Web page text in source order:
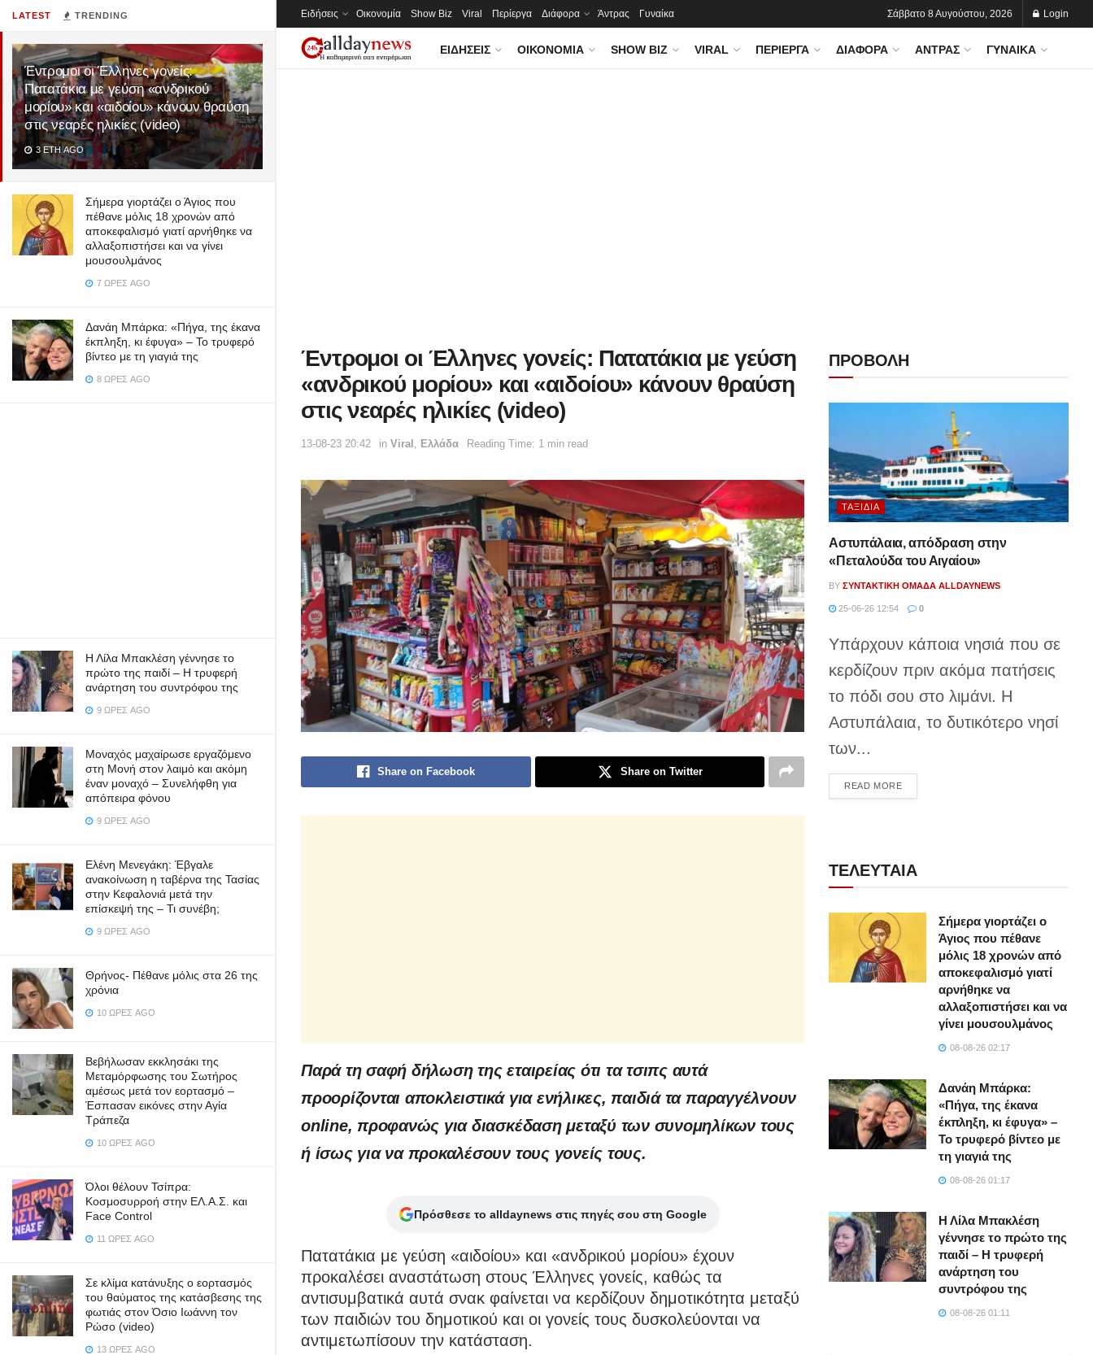
LATEST TRENDING
Έντρομοι οι Έλληνες γονείς:
Πατατάκια με γεύση «ανδρικού
μορίου» και «αιδοίου» κάνουν θραύση
στις νεαρές ηλικίες (video)
3 ΈΤΗ AGO
Σήμερα γιορτάζει ο Άγιος που
πέθανε μόλις 18 χρονών από
αποκεφαλισμό γιατί αρνήθηκε να
αλλαξοπιστήσει και να γίνει
μουσουλμάνος
7 ΏΡΕΣ AGO
Δανάη Μπάρκα: «Πήγα, της έκανα
έκπληξη, κι έφυγα» – Το τρυφερό
βίντεο με τη γιαγιά της
8 ΏΡΕΣ AGO
Η Λίλα Μπακλέση γέννησε το
πρώτο της παιδί – Η τρυφερή
ανάρτηση του συντρόφου της
9 ΏΡΕΣ AGO
Μοναχός μαχαίρωσε εργαζόμενο
στη Μονή στον λαιμό και ακόμη
έναν μοναχό – Συνελήφθη για
απόπειρα φόνου
9 ΏΡΕΣ AGO
Ελένη Μενεγάκη: Έβγαλε
ανακοίνωση η ταβέρνα της Τασίας
στην Κεφαλονιά μετά την
επίσκεψή της – Τι συνέβη;
9 ΏΡΕΣ AGO
Θρήνος- Πέθανε μόλις στα 26 της
χρόνια
10 ΏΡΕΣ AGO
Βεβήλωσαν εκκλησάκι της
Μεταμόρφωσης του Σωτήρος
αμέσως μετά τον εορτασμό –
Έσπασαν εικόνες στην Αγία
Τράπεζα
10 ΏΡΕΣ AGO
Όλοι θέλουν Τσίπρα:
Κοσμοσυρροή στην ΕΛ.Α.Σ. και
Face Control
11 ΏΡΕΣ AGO
Σε κλίμα κατάνυξης ο εορτασμός
του θαύματος της κατάσβεσης της
φωτιάς στον Όσιο Ιωάννη τον
Ρώσο (video)
13 ΏΡΕΣ AGO
Ειδήσεις Οικονομία Show Biz Viral Περίεργα Διάφορα Άντρας Γυναίκα Σάββατο 8 Αυγούστου, 2026 Login
ΕΙΔΉΣΕΙΣ ΟΙΚΟΝΟΜΊΑ SHOW BIZ VIRAL ΠΕΡΊΕΡΓΑ ΔΙΆΦΟΡΑ ΆΝΤΡΑΣ ΓΥΝΑΊΚΑ
Έντρομοι οι Έλληνες γονείς: Πατατάκια με γεύση
«ανδρικού μορίου» και «αιδοίου» κάνουν θραύση
στις νεαρές ηλικίες (video)
13-08-23 20:42 in Viral , Ελλάδα Reading Time: 1 min read
Share on Facebook Share on Twitter
Παρά τη σαφή δήλωση της εταιρείας ότι τα τσιπς αυτά
προορίζονται αποκλειστικά για ενήλικες, παιδιά τα παραγγέλνουν
online, προφανώς για διασκέδαση μεταξύ των συνομηλίκων τους
ή ίσως για να προκαλέσουν τους γονείς τους.
Πρόσθεσε το alldaynews στις πηγές σου στη Google
Πατατάκια με γεύση «αιδοίου» και «ανδρικού μορίου» έχουν
προκαλέσει αναστάτωση στους Έλληνες γονείς, καθώς τα
αντισυμβατικά αυτά σνακ φαίνεται να κερδίζουν δημοτικότητα μεταξύ
των παιδιών του δημοτικού και οι γονείς τους δυσκολεύονται να
αντιμετωπίσουν την κατάσταση.
ΠΡΟΒΟΛΗ
ΤΑΞΊΔΙΑ
Αστυπάλαια, απόδραση στην
«Πεταλούδα του Αιγαίου»
BY ΣΥΝΤΑΚΤΙΚΉ ΟΜΆΔΑ ALLDAYNEWS
25-06-26 12:54 0
Υπάρχουν κάποια νησιά που σε
κερδίζουν πριν ακόμα πατήσεις
το πόδι σου στο λιμάνι. Η
Αστυπάλαια, το δυτικότερο νησί
των...
READ MOREDETAILS
ΤΕΛΕΥΤΑΙΑ
Σήμερα γιορτάζει ο
Άγιος που πέθανε
μόλις 18 χρονών από
αποκεφαλισμό γιατί
αρνήθηκε να
αλλαξοπιστήσει και να
γίνει μουσουλμάνος
08-08-26 02:17
Δανάη Μπάρκα:
«Πήγα, της έκανα
έκπληξη, κι έφυγα» –
Το τρυφερό βίντεο με
τη γιαγιά της
08-08-26 01:17
Η Λίλα Μπακλέση
γέννησε το πρώτο της
παιδί – Η τρυφερή
ανάρτηση του
συντρόφου της
08-08-26 01:11